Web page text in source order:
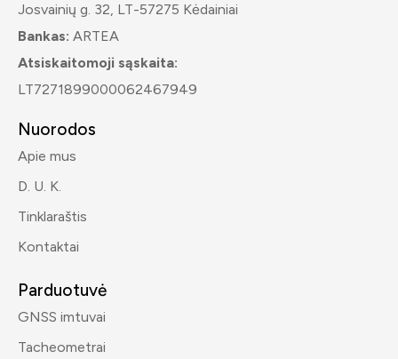
Josvainių g. 32, LT-57275 Kėdainiai
Bankas: ARTEA
Atsiskaitomoji sąskaita:
LT7271899000062467949
Nuorodos
Apie mus
D. U. K.
Tinklaraštis
Kontaktai
Parduotuvė
GNSS imtuvai
Tacheometrai